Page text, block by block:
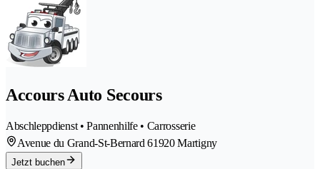
Accours Auto Secours
Abschleppdienst • Pannenhilfe • Carrosserie
Avenue du Grand-St-Bernard 61920 Martigny
Jetzt buchen